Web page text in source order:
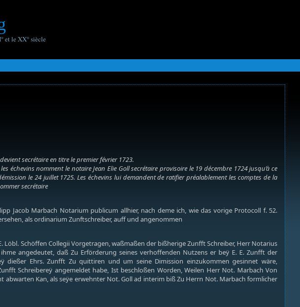
et le XX° siècle
secrétaire en titre le premier février 1723.
échevins nomment le notaire Jean Elie Goll secrétaire provisoire le 19 décembre 1724 jusqu’à ce
le 24 juillet 1725. Les échevins lui demandent de ratifier préalablement les comptes de la
secrétaire
Jacob Marbach Notarium publicum allhier, nach deme ich, wie das vorige Protocoll f. 52.
als ordinarium Zunftschreiber, auff und angenommen
Schöffen Collegii Vorgetragen, waßmaßen der bißherige Zunfft Schreiber, Herr Notarius
angedeutet, daß Zu Erförderung seines verhoffenden Nutzens er beÿ E. E. Zunfft der
dießer Ehrs. Zunfft Zu quittiren und um seine Dimission einzukommen gesinnet wäre,
Schreibereÿ angemeldet habe, Ist beschloßen Worden, Weilen Herr Not. Marbach Von
Kan, als seÿe erwehnter Not. Goll ad interim biß Zu Herrn Not. Marbach formlicher